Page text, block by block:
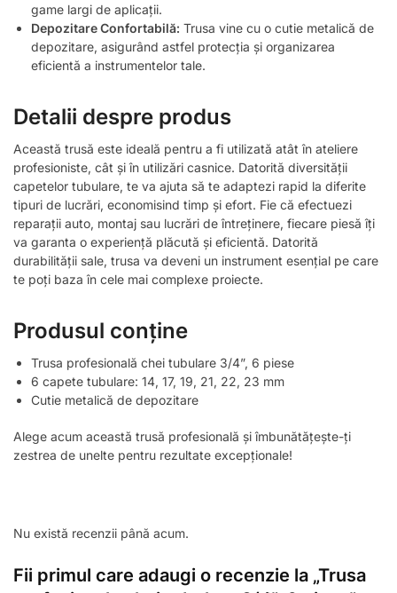
game largi de aplicații.
Depozitare Confortabilă: Trusa vine cu o cutie metalică de
depozitare, asigurând astfel protecția și organizarea
eficientă a instrumentelor tale.
Detalii despre produs
Această trusă este ideală pentru a fi utilizată atât în ateliere
profesioniste, cât și în utilizări casnice. Datorită diversității
capetelor tubulare, te va ajuta să te adaptezi rapid la diferite
tipuri de lucrări, economisind timp și efort. Fie că efectuezi
reparații auto, montaj sau lucrări de întreținere, fiecare piesă îți
va garanta o experiență plăcută și eficientă. Datorită
durabilității sale, trusa va deveni un instrument esențial pe care
te poți baza în cele mai complexe proiecte.
Produsul conține
Trusa profesională chei tubulare 3/4”, 6 piese
6 capete tubulare: 14, 17, 19, 21, 22, 23 mm
Cutie metalică de depozitare
Alege acum această trusă profesională și îmbunătățește-ți
zestrea de unelte pentru rezultate excepționale!
Nu există recenzii până acum.
Fii primul care adaugi o recenzie la „Trusa